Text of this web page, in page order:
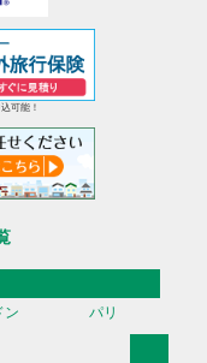
可能！
ン パリ